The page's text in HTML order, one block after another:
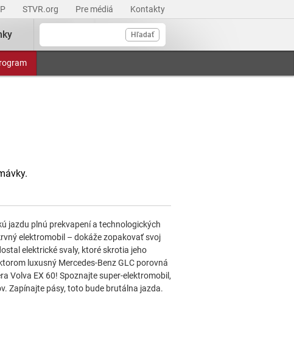
STVR.org Pre médiá Kontakty
Hľadať
jazdu plnú prekvapení a technologických
elektromobil – dokáže zopakovať svoj
elektrické svaly, ktoré skrotia jeho
luxusný Mercedes-Benz GLC porovná
Volva EX 60! Spoznajte super-elektromobil,
Zapínajte pásy, toto bude brutálna jazda.